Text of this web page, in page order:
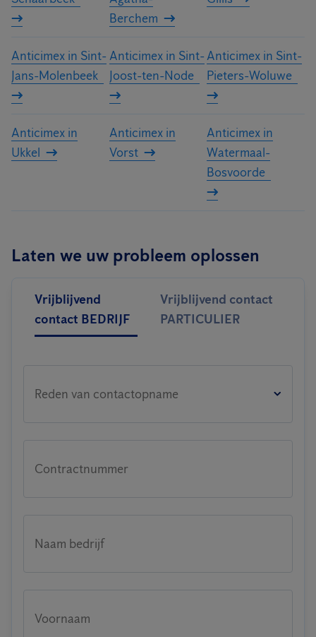
Berchem
Anticimex in Sint-
Jans-Molenbeek
Anticimex in Sint-
Joost-ten-Node
Anticimex in Sint-
Pieters-Woluwe
Anticimex in
Ukkel
Anticimex in
Vorst
Anticimex in
Watermaal-
Bosvoorde
Laten we uw probleem oplossen
Vrijblijvend
contact BEDRIJF
Vrijblijvend contact
PARTICULIER
Reden van contactopname
Contractnummer
Naam bedrijf
Voornaam